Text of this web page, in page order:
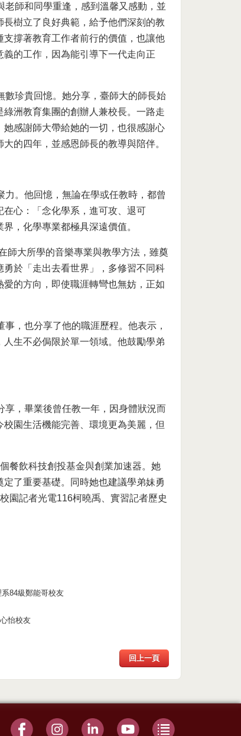
師和同學重逢，感到溫馨又感動，並
樹立了良好典範，給予他們深刻的教
撐著教育工作者前行的價值，也讓他
的工作，因為能引導下一代走向正
珍貴回憶。她分享，臺師大的師長始
洲教育集團的創辦人兼校長。一路走
感謝師大帶給她的一切，也很感謝心
的四年，並感恩師長的教導與陪伴。
。他回憶，無論在學或任教時，都曾
心：「念化學系，進可攻、退可
，化學專業都極具深遠價值。
師大所學的音樂專業與教學方法，雖奠
於「走出去看世界」，多修習不同科
的方向，即使職涯轉彎也無妨，正如
，也分享了他的職涯歷程。他表示，
生不必侷限於單一領域。他鼓勵學弟
享，畢業後曾任教一年，因身體狀況而
園生活機能完善、環境更為美麗，但
餐飲科技創投基金與創業加速器。她
了重要基礎。同時她也建議學弟妹勇
園記者光電116柯曉禹、實習記者歷史
84級鄭能哥校友
怡校友
回上一頁